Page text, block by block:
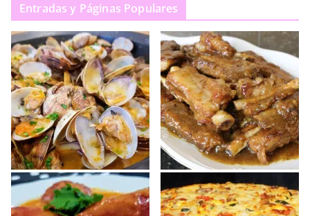
Entradas y Páginas Populares